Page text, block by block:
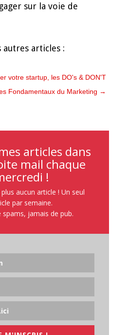
sur la voie de
autres articles :
votre startup, les DO's & DON'T
Fondamentaux du Marketing →
articles dans
mail chaque
!
aucun article ! Un seul
par semaine.
spams, jamais de pub.